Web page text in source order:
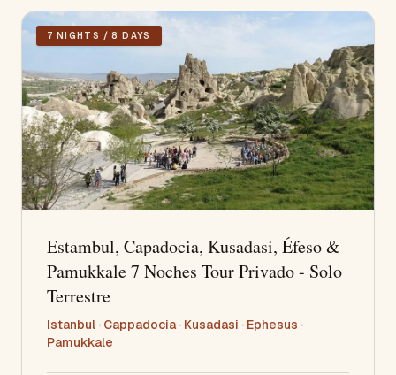
7 NIGHTS / 8 DAYS
Estambul, Capadocia, Kusadasi, Éfeso &
Pamukkale 7 Noches Tour Privado - Solo
Terrestre
Istanbul · Cappadocia · Kusadasi · Ephesus ·
Pamukkale